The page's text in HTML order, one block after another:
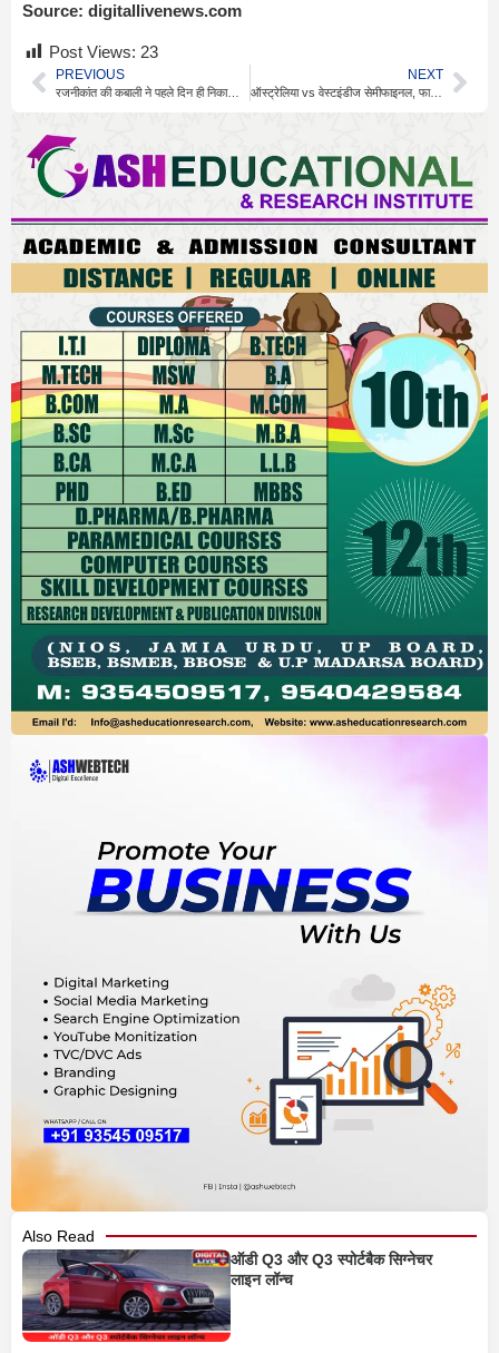
Source: digitallivenews.com
Post Views: 23
PREVIOUS
रजनीकांत की कबाली ने पहले दिन ही निकाला था 90 करोड़ बजट
NEXT
ऑस्ट्रेलिया vs वेस्टइंडीज सेमीफाइनल, फाइनलिस्ट आज तय होगा
Also Read
ऑडी Q3 और Q3 स्पोर्टबैक सिग्नेचर
लाइन लॉन्च